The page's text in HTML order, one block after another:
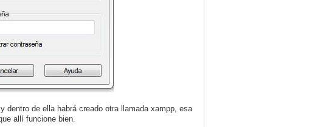
dentro de ella habrá creado otra llamada xampp, esa
allí funcione bien.